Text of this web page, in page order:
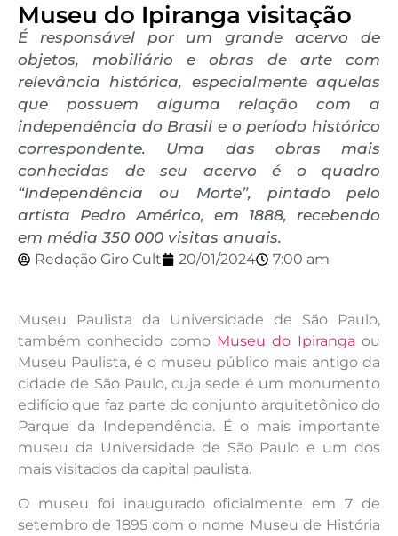
Museu do Ipiranga visitação
É responsável por um grande acervo de
objetos, mobiliário e obras de arte com
relevância histórica, especialmente aquelas
que possuem alguma relação com a
independência do Brasil e o período histórico
correspondente. Uma das obras mais
conhecidas de seu acervo é o quadro
“Independência ou Morte”, pintado pelo
artista Pedro Américo, em 1888, recebendo
em média 350 000 visitas anuais.
Redação Giro Cult 20/01/2024 7:00 am
Museu Paulista da Universidade de São Paulo,
também conhecido como Museu do Ipiranga ou
Museu Paulista, é o museu público mais antigo da
cidade de São Paulo, cuja sede é um monumento
edifício que faz parte do conjunto arquitetônico do
Parque da Independência. É o mais importante
museu da Universidade de São Paulo e um dos
mais visitados da capital paulista.
O museu foi inaugurado oficialmente em 7 de
setembro de 1895 com o nome Museu de História